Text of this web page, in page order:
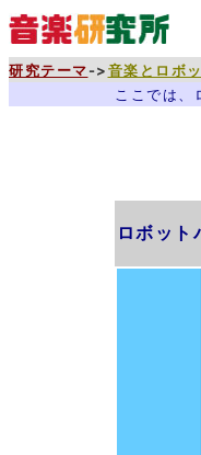
研究テーマ->音楽とロボ
ここでは、
ロボット